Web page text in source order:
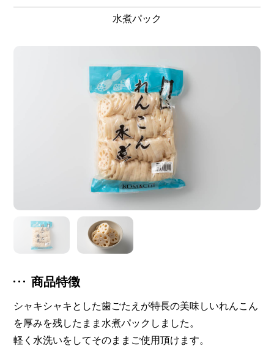
水煮パック
商品特徴
シャキシャキとした歯ごたえが特長の美味しいれんこん
を厚みを残したまま水煮パックしました。
軽く水洗いをしてそのままご使用頂けます。